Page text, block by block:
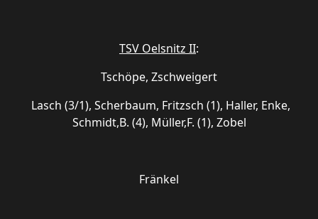
TSV Oelsnitz II:
Tschöpe, Zschweigert
Lasch (3/1), Scherbaum, Fritzsch (1), Haller, Enke,
Schmidt,B. (4), Müller,F. (1), Zobel
Fränkel